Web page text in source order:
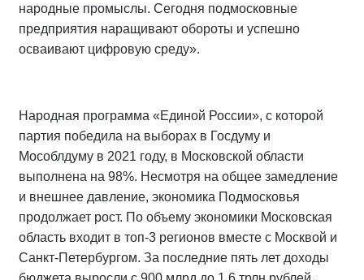
народные промыслы. Сегодня подмосковные
предприятия наращивают обороты и успешно
осваивают цифровую среду».
Народная программа «Единой России», с которой
партия победила на выборах в Госдуму и
Мособлдуму в 2021 году, в Московской области
выполнена на 98%. Несмотря на общее замедление
и внешнее давление, экономика Подмосковья
продолжает рост. По объему экономики Московская
область входит в топ-3 регионов вместе с Москвой и
Санкт-Петербургом. За последние пять лет доходы